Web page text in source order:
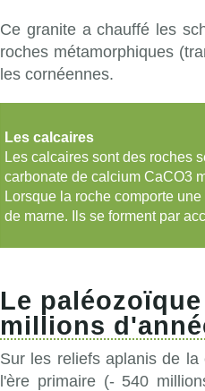
Ce granite a chauffé les
roches métamorphiques
les cornéennes.
Les calcaires
Les calcaires sont des roches
carbonate de calcium CaCO3
Lorsque la roche comporte
de marne. Ils se forment par
Le
millions
Sur les reliefs aplanis de
l'ère primaire (- 540